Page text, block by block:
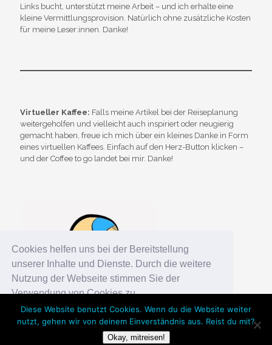
Cookies helfen uns bei der Bereitstellung
unserer Inhalte und Dienste. Durch die weitere
Nutzung der Webseite stimmen Sie der
Verwendung von Cookies zu.
Okay!
Links bucht, unterstützt meine Arbeit – und ich erhalte eine
kleine Vermittlungsprovision. Natürlich ohne zusätzliche Kosten
für meine Leser:innen. Danke!
Virtueller Kaffee: Falls meine Artikel bei der Reiseplanung
weitergeholfen und vielleicht auch inspiriert oder neugierig
gemacht haben, freue ich mich über ein kleines Danke in Form
eines virtuellen Kaffees. Einfach auf den Herz-Button klicken –
und der Coffee to go landet bei mir. Danke!
Chosen WordPress Themeby Compete Themes.
Diese Website benutzt Cookies. Wenn du die Website weiter
nutzt, gehen wir von deinem Einverständnis aus. Reist du mit?
Okay, mitreisen!